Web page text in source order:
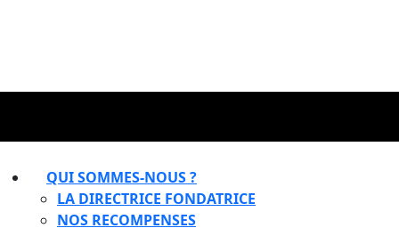
QUI SOMMES-NOUS ?
LA DIRECTRICE FONDATRICE
NOS RECOMPENSES